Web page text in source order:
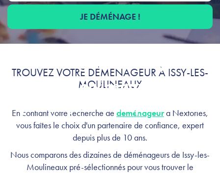
Déménagement à Issy-les-
Moulineaux :
profitez, on s'occupe de tout
JE DÉMÉNAGE !
TROUVEZ VOTRE DÉMÉNAGEUR À ISSY-LES-
MOULINEAUX
En confiant votre recherche de déménageurà Nextories,
vous faîtes le choix d'un partenaire de confiance, expert
depuis plus de 10 ans.
Nous comparons des dizaines de déménageurs de Issy-les-
Moulineaux pré-sélectionnés pour vous trouver le